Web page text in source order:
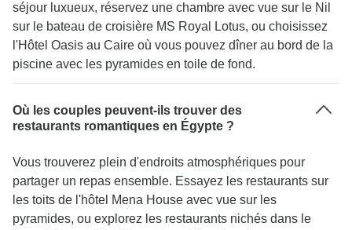
séjour luxueux, réservez une chambre avec vue sur le Nil
sur le bateau de croisière MS Royal Lotus, ou choisissez
l'Hôtel Oasis au Caire où vous pouvez dîner au bord de la
piscine avec les pyramides en toile de fond.
Où les couples peuvent-ils trouver des
restaurants romantiques en Égypte ?
Vous trouverez plein d'endroits atmosphériques pour
partager un repas ensemble. Essayez les restaurants sur
les toits de l'hôtel Mena House avec vue sur les
pyramides, ou explorez les restaurants nichés dans le